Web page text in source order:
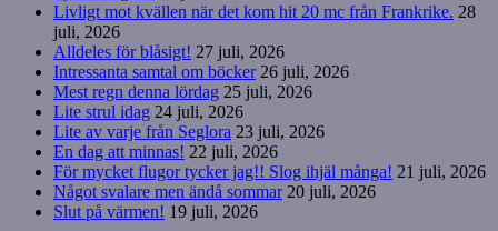
Livligt mot kvällen när det kom hit 20 mc från Frankrike. 28
juli, 2026
Alldeles för blåsigt! 27 juli, 2026
Intressanta samtal om böcker 26 juli, 2026
Mest regn denna lördag 25 juli, 2026
Lite strul idag 24 juli, 2026
Lite av varje från Seglora 23 juli, 2026
En dag att minnas! 22 juli, 2026
För mycket flugor tycker jag!! Slog ihjäl många! 21 juli, 2026
Något svalare men ändå sommar 20 juli, 2026
Slut på värmen! 19 juli, 2026